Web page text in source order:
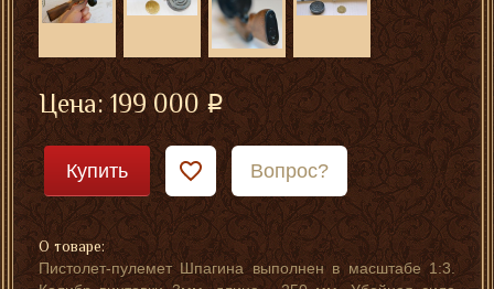
Цена:199 000
Купить Вопрос?
О товаре:
Пистолет-пулемет Шпагина выполнен в масштабе 1:3.